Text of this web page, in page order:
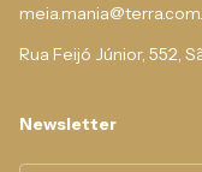
Rua Feijó Júnior, 552,
Newsletter